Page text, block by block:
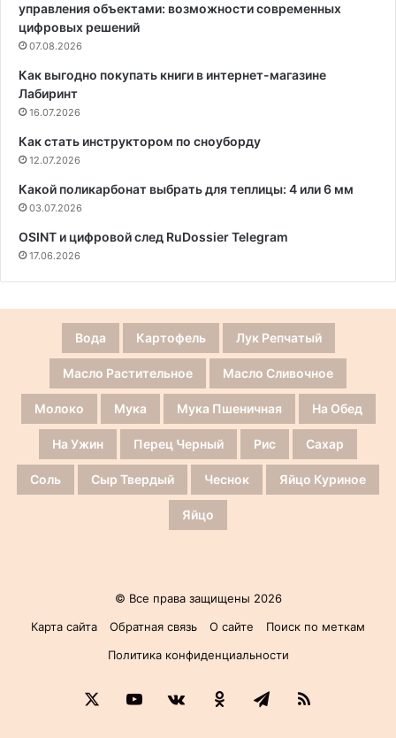
управления объектами: возможности современных
цифровых решений
07.08.2026
Как выгодно покупать книги в интернет-магазине
Лабиринт
16.07.2026
Как стать инструктором по сноуборду
12.07.2026
Какой поликарбонат выбрать для теплицы: 4 или 6 мм
03.07.2026
OSINT и цифровой след RuDossier Telegram
17.06.2026
Вода Картофель Лук Репчатый
Масло Растительное Масло Сливочное
Молоко Мука Мука Пшеничная На Обед
На Ужин Перец Черный Рис Сахар
Соль Сыр Твердый Чеснок Яйцо Куриное
Яйцо
© Все права защищены 2026
Карта сайта
Обратная связь О сайте
Поиск по меткам
Политика конфиденциальности
YouTubevk.comОдноклассники
Telegram
RSS